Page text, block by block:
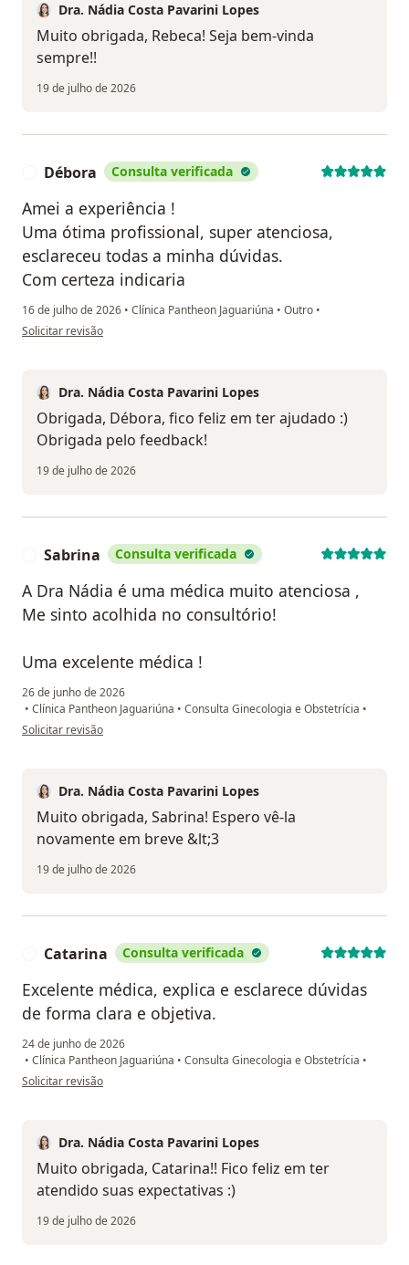
Dra. Nádia Costa Pavarini Lopes
Muito obrigada, Rebeca! Seja bem-vinda
sempre!!
19 de julho de 2026
Débora Consulta verificada
Amei a experiência !
Uma ótima profissional, super atenciosa,
esclareceu todas a minha dúvidas.
Com certeza indicaria
16 de julho de 2026 • Clínica Pantheon Jaguariúna • Outro •
na opinião do utilizador Débora
Solicitar revisão
Dra. Nádia Costa Pavarini Lopes
Obrigada, Débora, fico feliz em ter ajudado :)
Obrigada pelo feedback!
19 de julho de 2026
Sabrina Consulta verificada
A Dra Nádia é uma médica muito atenciosa ,
Me sinto acolhida no consultório!
Uma excelente médica !
26 de junho de 2026
• Clínica Pantheon Jaguariúna • Consulta Ginecologia e Obstetrícia •
na opinião do utilizador Sabrina
Solicitar revisão
Dra. Nádia Costa Pavarini Lopes
Muito obrigada, Sabrina! Espero vê-la
novamente em breve &lt;3
19 de julho de 2026
Catarina Consulta verificada
Excelente médica, explica e esclarece dúvidas
de forma clara e objetiva.
24 de junho de 2026
• Clínica Pantheon Jaguariúna • Consulta Ginecologia e Obstetrícia •
na opinião do utilizador Catarina
Solicitar revisão
Dra. Nádia Costa Pavarini Lopes
Muito obrigada, Catarina!! Fico feliz em ter
atendido suas expectativas :)
19 de julho de 2026